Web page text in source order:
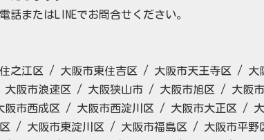
話またはLINEでお問合せください。
之江区 / 大阪市東住吉区 / 大阪市天王寺区 / 大
阪市浪速区 / 大阪狭山市 / 大阪市旭区 / 大阪市
市西成区 / 大阪市西淀川区 / 大阪市大正区 / 大
/ 大阪市東淀川区 / 大阪市福島区 / 大阪市平野